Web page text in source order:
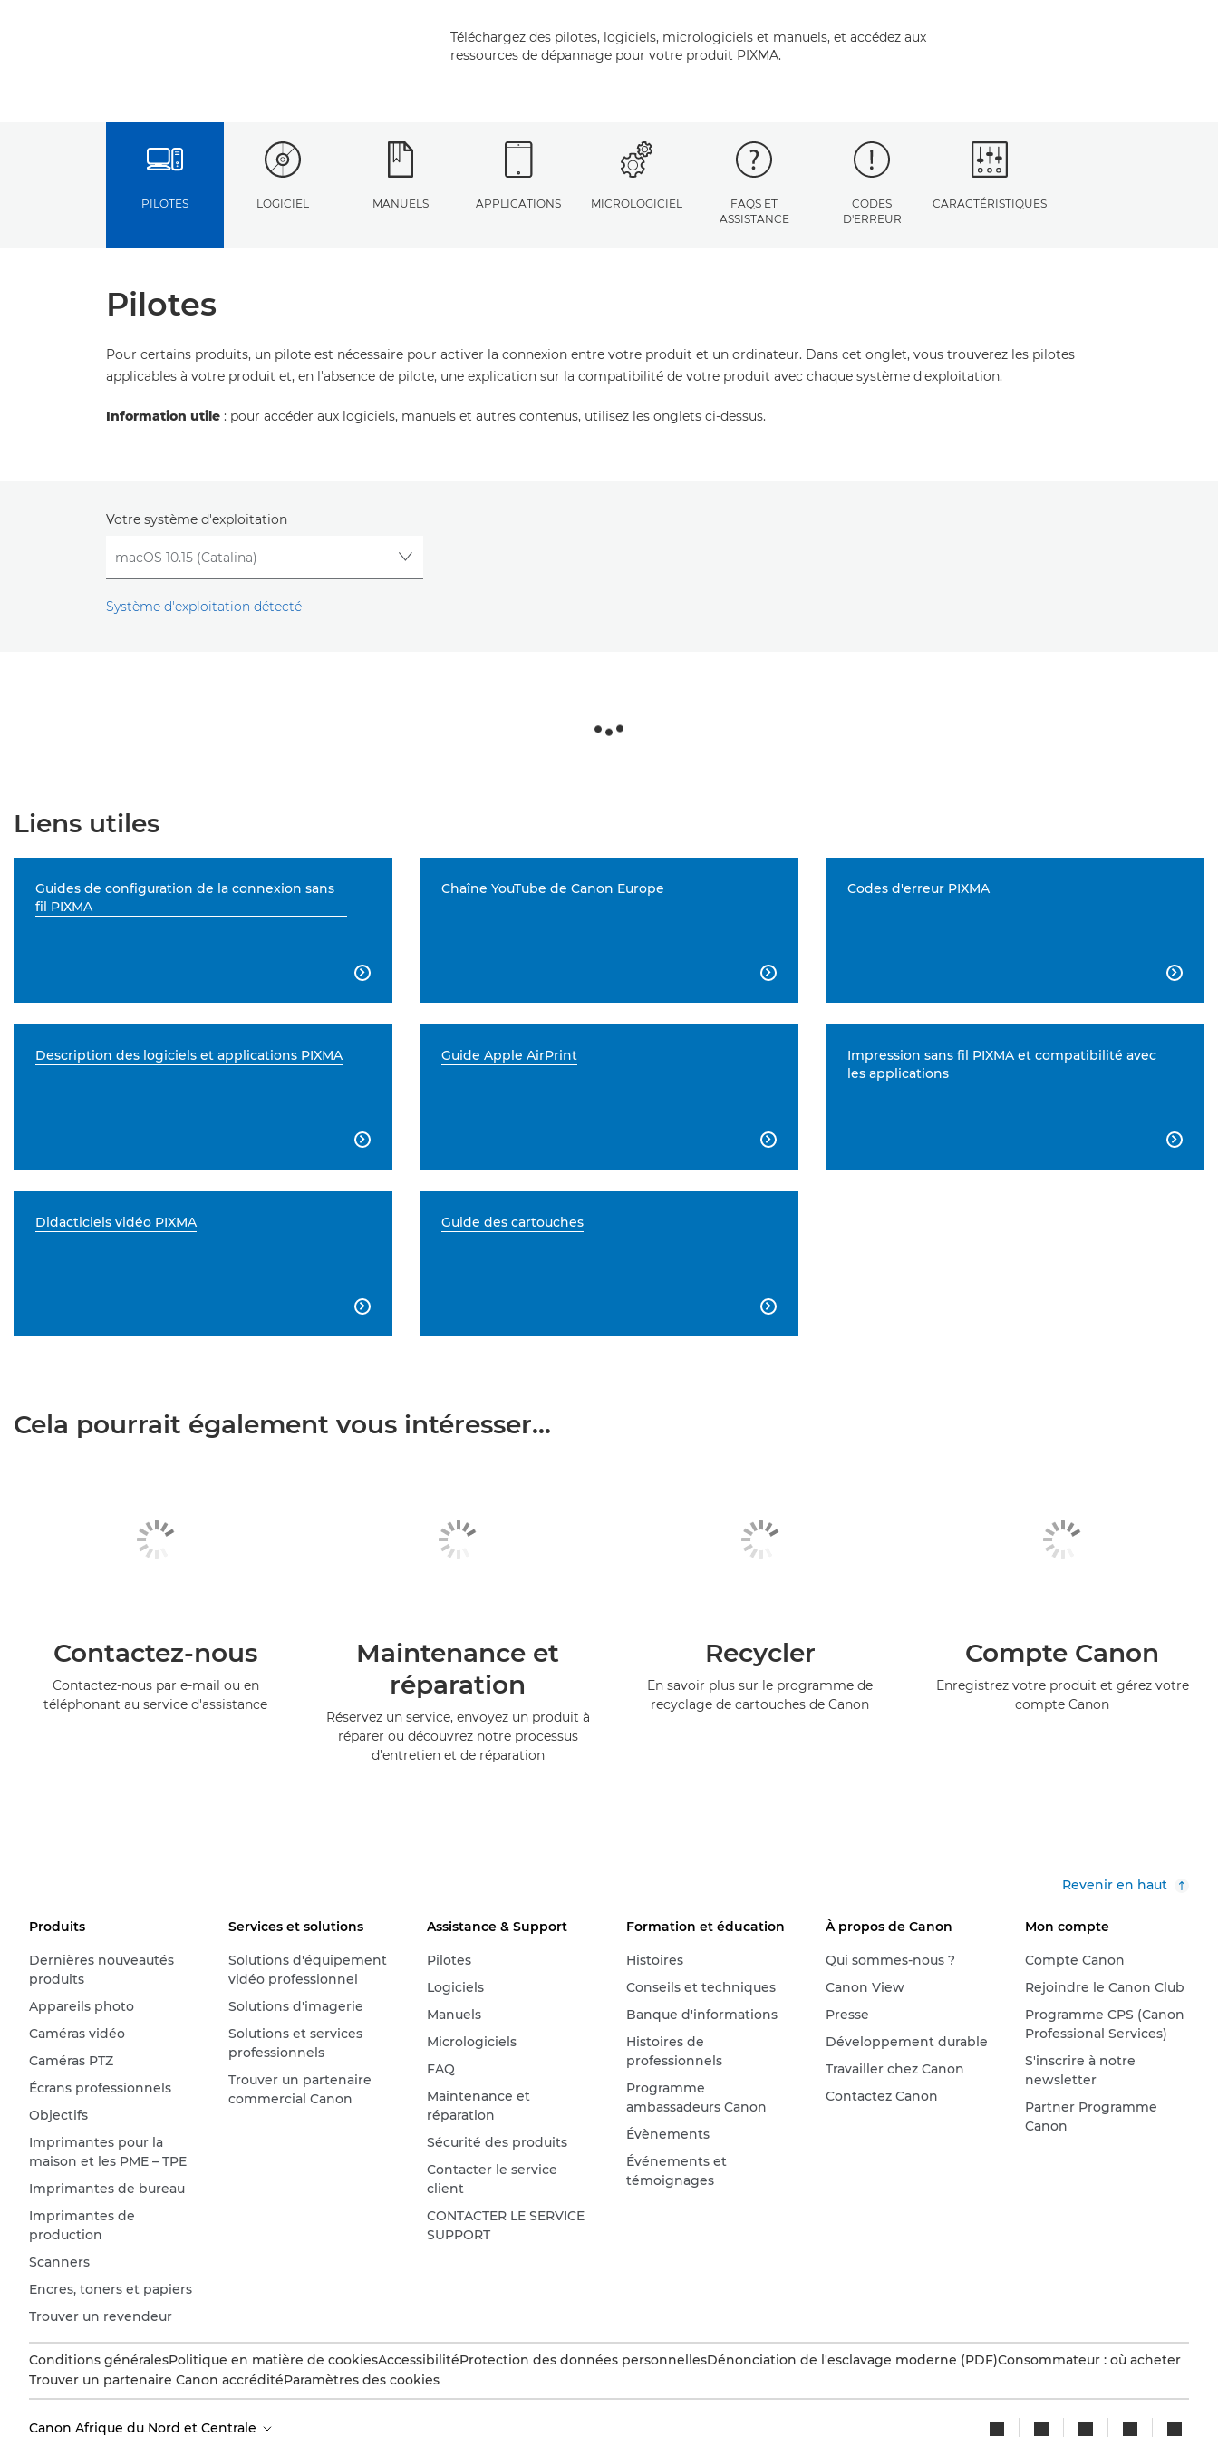
Téléchargez des pilotes, logiciels, micrologiciels et manuels, et accédez aux
ressources de dépannage pour votre produit PIXMA.
PILOTES LOGICIEL MANUELS APPLICATIONS MICROLOGICIEL
FAQS ET
ASSISTANCE
CODES
D'ERREUR
CARACTÉRISTIQUES
Pilotes
Pour certains produits, un pilote est nécessaire pour activer la connexion entre votre produit et un ordinateur. Dans cet onglet, vous trouverez les pilotes
applicables à votre produit et, en l'absence de pilote, une explication sur la compatibilité de votre produit avec chaque système d'exploitation.
Information utile : pour accéder aux logiciels, manuels et autres contenus, utilisez les onglets ci-dessus.
Votre système d'exploitation
Système d'exploitation détecté
Liens utiles
Guides de configuration de la connexion sans
fil PIXMA

Chaîne YouTube de Canon Europe

Codes d'erreur PIXMA

Description des logiciels et applications PIXMA

Guide Apple AirPrint

Impression sans fil PIXMA et compatibilité avec
les applications

Didacticiels vidéo PIXMA

Guide des cartouches

Cela pourrait également vous intéresser...
Contactez-nous
Contactez-nous par e-mail ou en
téléphonant au service d'assistance
Maintenance et
réparation
Réservez un service, envoyez un produit à
réparer ou découvrez notre processus
d'entretien et de réparation
Recycler
En savoir plus sur le programme de
recyclage de cartouches de Canon
Compte Canon
Enregistrez votre produit et gérez votre
compte Canon
Revenir en haut
Produits
Dernières nouveautés
produits
Appareils photo
Caméras vidéo
Caméras PTZ
Écrans professionnels
Objectifs
Imprimantes pour la
maison et les PME – TPE
Imprimantes de bureau
Imprimantes de
production
Scanners
Encres, toners et papiers
Trouver un revendeur
Services et solutions
Solutions d'équipement
vidéo professionnel
Solutions d'imagerie
Solutions et services
professionnels
Trouver un partenaire
commercial Canon
Assistance & Support
Pilotes
Logiciels
Manuels
Micrologiciels
FAQ
Maintenance et
réparation
Sécurité des produits
Contacter le service
client
CONTACTER LE SERVICE
SUPPORT
Formation et éducation
Histoires
Conseils et techniques
Banque d'informations
Histoires de
professionnels
Programme
ambassadeurs Canon
Évènements
Événements et
témoignages
À propos de Canon
Qui sommes-nous ?
Canon View
Presse
Développement durable
Travailler chez Canon
Contactez Canon
Mon compte
Compte Canon
Rejoindre le Canon Club
Programme CPS (Canon
Professional Services)
S'inscrire à notre
newsletter
Partner Programme
Canon
Conditions généralesPolitique en matière de cookiesAccessibilitéProtection des données personnellesDénonciation de l'esclavage moderne (PDF)Consommateur : où acheter
Trouver un partenaire Canon accréditéParamètres des cookies
Canon Afrique du Nord et Centrale